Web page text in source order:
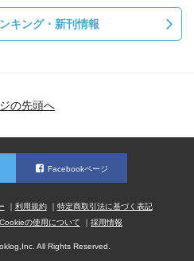
キング・新刊情報
の先頭へ
Facebookページ
利用規約
特定商取引法に基づく表記
Cookieの使用について 採用情報
All Rights Reserved.